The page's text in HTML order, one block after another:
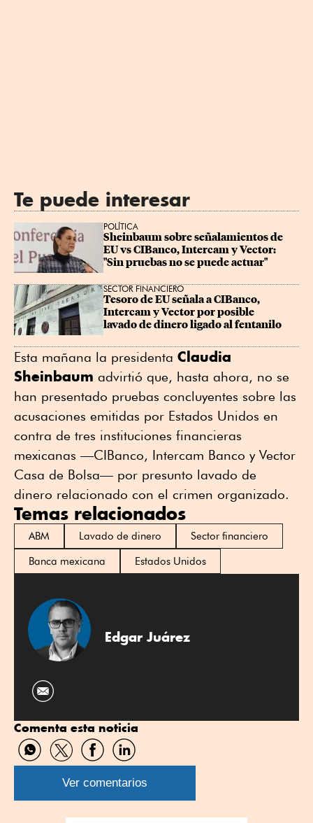
Te puede interesar
POLÍTICA
Sheinbaum sobre señalamientos de
EU vs CIBanco, Intercam y Vector:
"Sin pruebas no se puede actuar"
SECTOR FINANCIERO
Tesoro de EU señala a CIBanco,
Intercam y Vector por posible
lavado de dinero ligado al fentanilo
Esta mañana la presidenta Claudia
Sheinbaum advirtió que, hasta ahora, no se
han presentado pruebas concluyentes sobre las
acusaciones emitidas por Estados Unidos en
contra de tres instituciones financieras
mexicanas —CIBanco, Intercam Banco y Vector
Casa de Bolsa— por presunto lavado de
dinero relacionado con el crimen organizado.
Temas relacionados
ABM Lavado de dinero
Sector financiero
Banca mexicana
Estados Unidos
Edgar Juárez
Comenta esta noticia
Compartir
por
WhatsApp
Compartir
por
Twitter
Compartir
por
Facebook
Compartir
por
Linkedin
Ver comentarios